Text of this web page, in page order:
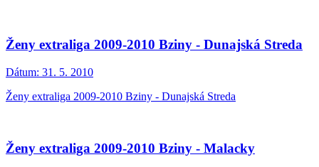
Ženy extraliga 2009-2010 Bziny - Dunajská Streda
Dátum: 31. 5. 2010
Ženy extraliga 2009-2010 Bziny - Dunajská Streda
Ženy extraliga 2009-2010 Bziny - Malacky